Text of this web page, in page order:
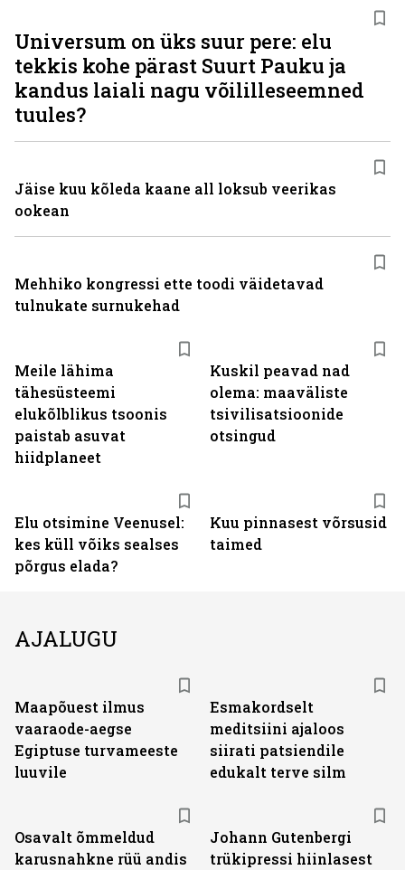
Meile lähima
tähesüsteemi
elukõlblikus tsoonis
paistab asuvat
hiidplaneet
Kuskil peavad nad
olema: maaväliste
tsivilisatsioonide
otsingud
Elu otsimine Veenusel:
kes küll võiks sealses
põrgus elada?
Kuu pinnasest võrsusid
taimed
Universum on üks suur pere: elu
tekkis kohe pärast Suurt Pauku ja
kandus laiali nagu võililleseemned
tuules?
Jäise kuu kõleda kaane all loksub veerikas
ookean
Mehhiko kongressi ette toodi väidetavad
tulnukate surnukehad
AJALUGU
Maapõuest ilmus
vaaraode-aegse
Egiptuse turvameeste
luuvile
Esmakordselt
meditsiini ajaloos
siirati patsiendile
edukalt terve silm
Osavalt õmmeldud
karusnahkne rüü andis
Johann Gutenbergi
trükipressi hiinlasest